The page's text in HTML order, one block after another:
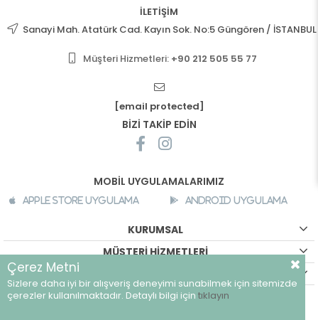
İLETİŞİM
Sanayi Mah. Atatürk Cad. Kayın Sok. No:5 Güngören / İSTANBUL
Müşteri Hizmetleri: +90 212 505 55 77
[email protected]
BİZİ TAKİP EDİN
MOBİL UYGULAMALARIMIZ
Apple Store Uygulama Android Uygulama
KURUMSAL
MÜŞTERİ HİZMETLERİ
©breeze.com.tr - Tüm hakları saklıdır.
Çerez Metni
Sizlere daha iyi bir alışveriş deneyimi sunabilmek için sitemizde
çerezler kullanılmaktadır. Detaylı bilgi için tıklayın